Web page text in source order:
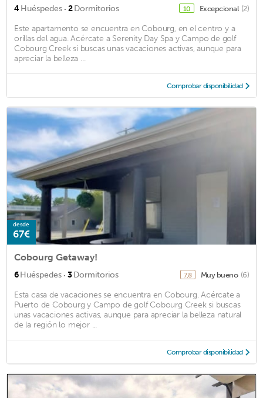
4Huéspedes · 2Dormitorios 10 Excepcional (2)
Este apartamento se encuentra en Cobourg, en el centro y a
orillas del agua. Acércate a Serenity Day Spa y Campo de golf
Cobourg Creek si buscas unas vacaciones activas, aunque para
apreciar la belleza ...
Comprobar disponibilidad
desde
67€
Cobourg Getaway!
6Huéspedes · 3Dormitorios 7,8 Muy bueno (6)
Esta casa de vacaciones se encuentra en Cobourg. Acércate a
Puerto de Cobourg y Campo de golf Cobourg Creek si buscas
unas vacaciones activas, aunque para apreciar la belleza natural
de la región lo mejor ...
Comprobar disponibilidad